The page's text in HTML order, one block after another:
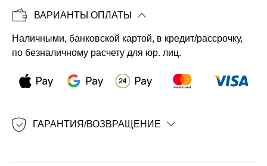
ВАРИАНТЫ ОПЛАТЫ
Наличными, банковской картой, в кредит/рассрочку,
по безналичному расчету для юр. лиц.
ГАРАНТИЯ/ВОЗВРАЩЕНИЕ